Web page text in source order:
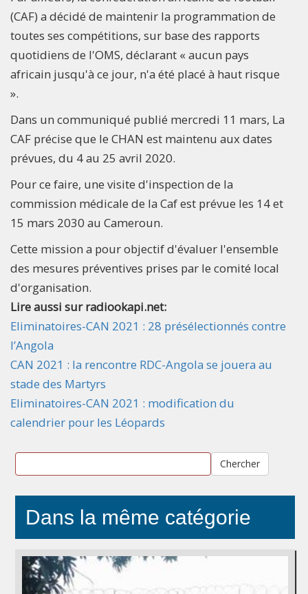
(CAF) a décidé de maintenir la programmation de
toutes ses compétitions, sur base des rapports
quotidiens de l'OMS, déclarant « aucun pays
africain jusqu'à ce jour, n'a été placé à haut risque
».
Dans un communiqué publié mercredi 11 mars, La
CAF précise que le CHAN est maintenu aux dates
prévues, du 4 au 25 avril 2020.
Pour ce faire, une visite d'inspection de la
commission médicale de la Caf est prévue les 14 et
15 mars 2030 au Cameroun.
Cette mission a pour objectif d'évaluer l'ensemble
des mesures préventives prises par le comité local
d'organisation.
Lire aussi sur radiookapi.net:
Eliminatoires-CAN 2021 : 28 présélectionnés contre
l’Angola
CAN 2021 : la rencontre RDC-Angola se jouera au
stade des Martyrs
Eliminatoires-CAN 2021 : modification du
calendrier pour les Léopards
Chercher
Dans la même catégorie